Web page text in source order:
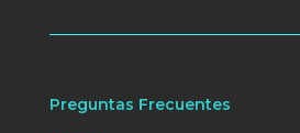
Preguntas Frecuentes